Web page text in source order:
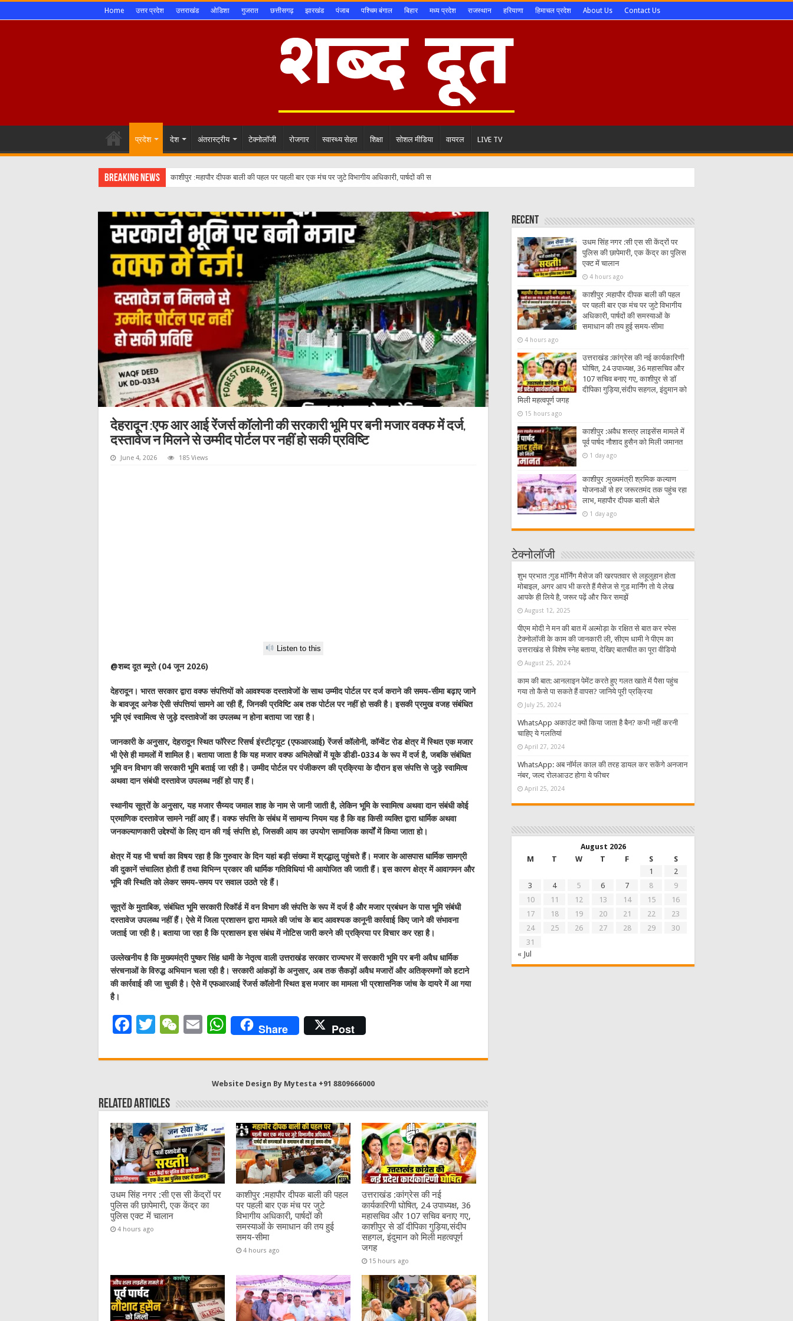
Home उत्तर प्रदेश उत्तराखंड ओडिशा गुजरात छत्तीसगढ़ झारखंड पंजाब पश्चिम बंगाल बिहार मध्य प्रदेश राजस्थान हरियाणा हिमाचल प्रदेश About Us Contact Us
प्रदेश देश अंतरास्ट्रीय टेक्नोलॉजी रोजगार स्वास्थ्य सेहत शिक्षा सोशल मीडिया वायरल LIVE TV
Breaking News
देहरादून :एफ आर आई रेंजर्स कॉलोनी की सरकारी भूमि पर बनी मजार वक्फ में दर्ज,
दस्तावेज न मिलने से उम्मीद पोर्टल पर नहीं हो सकी प्रविष्टि
June 4, 2026 185 Views
Listen to this
@शब्द दूत ब्यूरो (04 जून 2026)
देहरादून। भारत सरकार द्वारा वक्फ संपत्तियों को आवश्यक दस्तावेजों के साथ उम्मीद पोर्टल पर दर्ज कराने की समय-सीमा बढ़ाए जाने
के बावजूद अनेक ऐसी संपत्तियां सामने आ रही हैं, जिनकी प्रविष्टि अब तक पोर्टल पर नहीं हो सकी है। इसकी प्रमुख वजह संबंधित
भूमि एवं स्वामित्व से जुड़े दस्तावेजों का उपलब्ध न होना बताया जा रहा है।
जानकारी के अनुसार, देहरादून स्थित फॉरेस्ट रिसर्च इंस्टीट्यूट (एफआरआई) रेंजर्स कॉलोनी, कॉन्वेंट रोड क्षेत्र में स्थित एक मजार
भी ऐसे ही मामलों में शामिल है। बताया जाता है कि यह मजार वक्फ अभिलेखों में यूके डीडी-0334 के रूप में दर्ज है, जबकि संबंधित
भूमि वन विभाग की सरकारी भूमि बताई जा रही है। उम्मीद पोर्टल पर पंजीकरण की प्रक्रिया के दौरान इस संपत्ति से जुड़े स्वामित्व
अथवा दान संबंधी दस्तावेज उपलब्ध नहीं हो पाए हैं।
स्थानीय सूत्रों के अनुसार, यह मजार सैय्यद जमाल शाह के नाम से जानी जाती है, लेकिन भूमि के स्वामित्व अथवा दान संबंधी कोई
प्रमाणिक दस्तावेज सामने नहीं आए हैं। वक्फ संपत्ति के संबंध में सामान्य नियम यह है कि वह किसी व्यक्ति द्वारा धार्मिक अथवा
जनकल्याणकारी उद्देश्यों के लिए दान की गई संपत्ति हो, जिसकी आय का उपयोग सामाजिक कार्यों में किया जाता हो।
क्षेत्र में यह भी चर्चा का विषय रहा है कि गुरुवार के दिन यहां बड़ी संख्या में श्रद्धालु पहुंचते हैं। मजार के आसपास धार्मिक सामग्री
की दुकानें संचालित होती हैं तथा विभिन्न प्रकार की धार्मिक गतिविधियां भी आयोजित की जाती हैं। इस कारण क्षेत्र में आवागमन और
भूमि की स्थिति को लेकर समय-समय पर सवाल उठते रहे हैं।
सूत्रों के मुताबिक, संबंधित भूमि सरकारी रिकॉर्ड में वन विभाग की संपत्ति के रूप में दर्ज है और मजार प्रबंधन के पास भूमि संबंधी
दस्तावेज उपलब्ध नहीं हैं। ऐसे में जिला प्रशासन द्वारा मामले की जांच के बाद आवश्यक कानूनी कार्रवाई किए जाने की संभावना
जताई जा रही है। बताया जा रहा है कि प्रशासन इस संबंध में नोटिस जारी करने की प्रक्रिया पर विचार कर रहा है।
उल्लेखनीय है कि मुख्यमंत्री पुष्कर सिंह धामी के नेतृत्व वाली उत्तराखंड सरकार राज्यभर में सरकारी भूमि पर बनी अवैध धार्मिक
संरचनाओं के विरुद्ध अभियान चला रही है। सरकारी आंकड़ों के अनुसार, अब तक सैकड़ों अवैध मजारों और अतिक्रमणों को हटाने
की कार्रवाई की जा चुकी है। ऐसे में एफआरआई रेंजर्स कॉलोनी स्थित इस मजार का मामला भी प्रशासनिक जांच के दायरे में आ गया
है।
F
c
b
o
o
k
T
it
r
W
C
at
E
ai
W
at
s
A
p
p
Share Post
Website Design By Mytesta +91 8809666000
Related Articles
उधम सिंह नगर :सी एस सी केंद्रों पर
पुलिस की छापेमारी, एक केंद्र का
पुलिस एक्ट में चालान
4 hours ago
काशीपुर :महापौर दीपक बाली की पहल
पर पहली बार एक मंच पर जुटे
विभागीय अधिकारी, पार्षदों की
समस्याओं के समाधान की तय हुई
समय-सीमा
4 hours ago
उत्तराखंड :कांग्रेस की नई
कार्यकारिणी घोषित, 24 उपाध्यक्ष, 36
महासचिव और 107 सचिव बनाए गए,
काशीपुर से डॉ दीपिका गुड़िया,संदीप
सहगल, इंदुमान को मिली महत्वपूर्ण
जगह
15 hours ago
Recent
उधम सिंह नगर :सी एस सी केंद्रों पर
पुलिस की छापेमारी, एक केंद्र का पुलिस
एक्ट में चालान
4 hours ago
काशीपुर :महापौर दीपक बाली की पहल
पर पहली बार एक मंच पर जुटे विभागीय
अधिकारी, पार्षदों की समस्याओं के
समाधान की तय हुई समय-सीमा
4 hours ago
उत्तराखंड :कांग्रेस की नई कार्यकारिणी
घोषित, 24 उपाध्यक्ष, 36 महासचिव और
107 सचिव बनाए गए, काशीपुर से डॉ
दीपिका गुड़िया,संदीप सहगल, इंदुमान को
मिली महत्वपूर्ण जगह
15 hours ago
काशीपुर :अवैध शस्त्र लाइसेंस मामले में
पूर्व पार्षद नौशाद हुसैन को मिली जमानत
1 day ago
काशीपुर :मुख्यमंत्री श्रमिक कल्याण
योजनाओं से हर जरूरतमंद तक पहुंच रहा
लाभ, महापौर दीपक बाली बोले
1 day ago
टेक्नोलॉजी
शुभ प्रभात :गुड मॉर्निंग मैसेज की खरपतवार से लहूलुहान होता
मोबाइल, अगर आप भी करते हैं मैसेज से गुड मार्निंग तो ये लेख
आपके ही लिये है, जरूर पढ़ें और फिर समझें
August 12, 2025
पीएम मोदी ने मन की बात में अल्मोड़ा के रक्षित से बात कर स्पेस
टेक्नोलॉजी के काम की जानकारी ली, सीएम धामी ने पीएम का
उत्तराखंड से विशेष स्नेह बताया, देखिए बातचीत का पूरा वीडियो
August 25, 2024
काम की बात: आनलाइन पेमेंट करते हुए गलत खाते में पैसा पहुंच
गया तो कैसे पा सकते हैं वापस? जानिये पूरी प्रक्रिया
July 25, 2024
WhatsApp अकाउंट क्यों किया जाता है बैन? कभी नहीं करनी
चाहिए ये गलतियां
April 27, 2024
WhatsApp: अब नॉर्मल काल की तरह डायल कर सकेंगे अनजान
नंबर, जल्द रोलआउट होगा ये फीचर
April 25, 2024
August 2026
M
T W T F S
S
1
2
3
4 5 6 7 8
9
10
11 12 13 14 15
16
17
18 19 20 21 22
23
24
25 26 27 28 29
30
31
« Jul